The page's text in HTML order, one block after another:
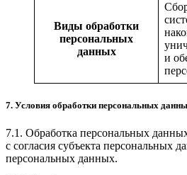
Виды обработки
персональных
данных
и
7. Условия обработки персональных
7.1. Обработка персональных
с согласия субъекта персональных
персональных данных.